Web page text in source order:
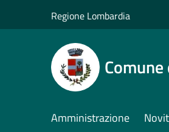
Regione Lombardia
Amministrazione